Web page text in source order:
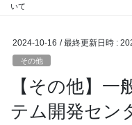
いて
2024-10-16 / 最終更新日時 :
その他
【その他】一
テム開発セン